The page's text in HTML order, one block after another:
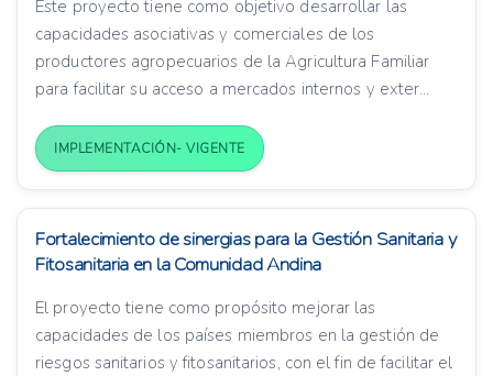
Este proyecto tiene como objetivo desarrollar las
capacidades asociativas y comerciales de los
productores agropecuarios de la Agricultura Familiar
para facilitar su acceso a mercados internos y exter...
IMPLEMENTACIÓN- VIGENTE
Fortalecimiento de sinergias para la Gestión Sanitaria y
Fitosanitaria en la Comunidad Andina
El proyecto tiene como propósito mejorar las
capacidades de los países miembros en la gestión de
riesgos sanitarios y fitosanitarios, con el fin de facilitar el